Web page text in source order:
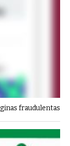
fraudulentas